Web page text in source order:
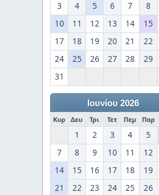
3
4 5 6 7 8
10
11 12 13 14 15
17
18 19 20 21 22
24
25 26 27 28 29
31
Ιουνίου 2026
Κυρ Δευ Τρι Τετ Πεμ Παρ
1 2 3 4 5
7
8 9 10 11 12
14
15 16 17 18 19
21
22 23 24 25 26